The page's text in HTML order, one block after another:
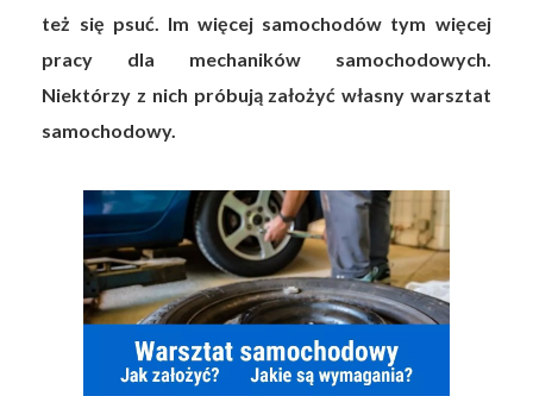
też się psuć. Im więcej samochodów tym więcej
pracy dla mechaników samochodowych.
Niektórzy z nich próbują założyć własny warsztat
samochodowy.